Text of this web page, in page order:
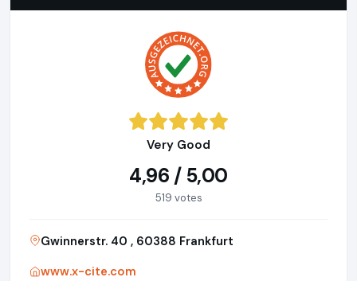
Very Good
4,96 / 5,00
519 votes
Gwinnerstr. 40 , 60388 Frankfurt
www.x-cite.com